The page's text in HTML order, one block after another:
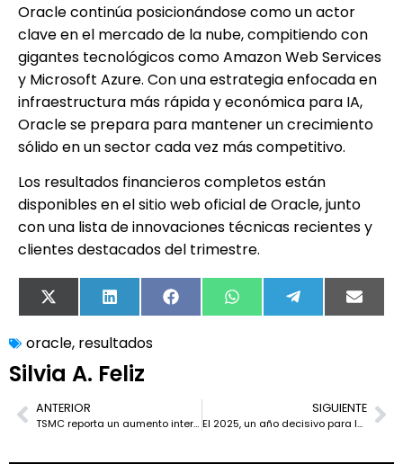
Oracle continúa posicionándose como un actor
clave en el mercado de la nube, compitiendo con
gigantes tecnológicos como Amazon Web Services
y Microsoft Azure. Con una estrategia enfocada en
infraestructura más rápida y económica para IA,
Oracle se prepara para mantener un crecimiento
sólido en un sector cada vez más competitivo.
Los resultados financieros completos están
disponibles en el sitio web oficial de Oracle, junto
con una lista de innovaciones técnicas recientes y
clientes destacados del trimestre.
X
(Twitter)
LinkedIn FacebookWhatsApp TelegramEmail
oracle, resultados
Silvia A. Feliz
ANTERIOR
TSMC reporta un aumento interanual del 34 % en ingresos de noviembre de 2024
SIGUIENTE
El 2025, un año decisivo para la IA: el informe de NetApp destaca retos y oportunidades